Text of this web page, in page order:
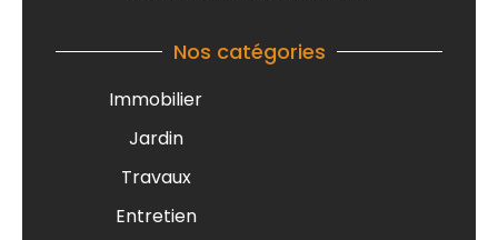
Nos catégories
Immobilier
Jardin
Travaux
Entretien